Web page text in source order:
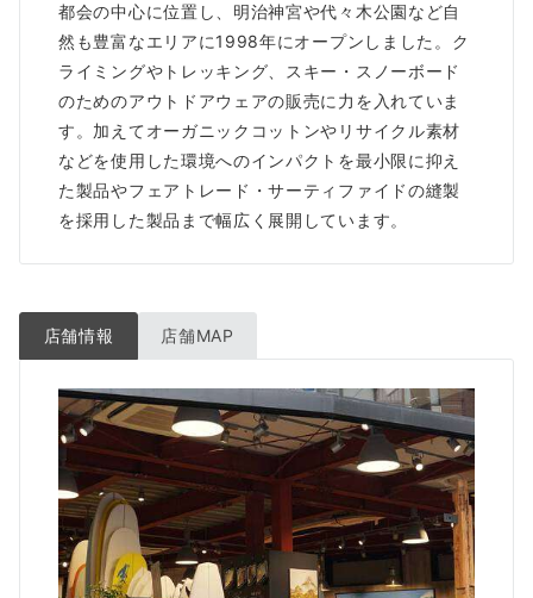
都会の中心に位置し、明治神宮や代々木公園など自
然も豊富なエリアに1998年にオープンしました。ク
ライミングやトレッキング、スキー・スノーボード
のためのアウトドアウェアの販売に力を入れていま
す。加えてオーガニックコットンやリサイクル素材
などを使用した環境へのインパクトを最小限に抑え
た製品やフェアトレード・サーティファイドの縫製
を採用した製品まで幅広く展開しています。
店舗情報 店舗MAP